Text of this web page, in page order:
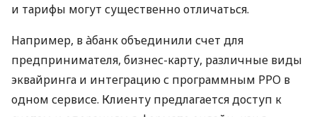
и тарифы могут существенно отличаться.
Например, в àбанк объединили счет для
предпринимателя, бизнес-карту, различные виды
эквайринга и интеграцию с программным РРО в
одном сервисе. Клиенту предлагается доступ к